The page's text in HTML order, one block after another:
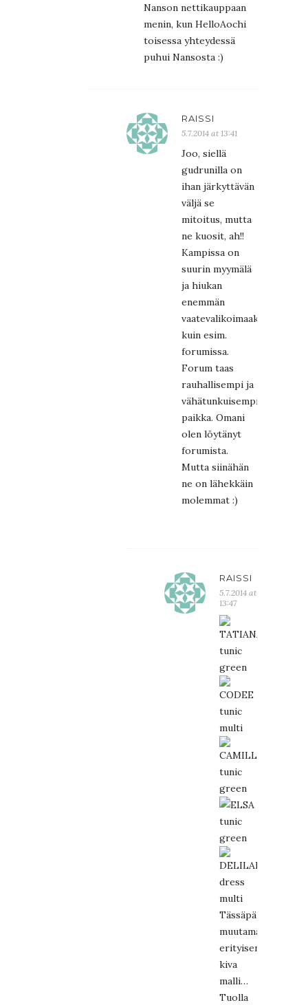
Nanson nettikauppaan
menin, kun HelloAochi
toisessa yhteydessä
puhui Nansosta :)
RAISSI
5.7.2014 at 13:41
Joo, siellä
gudrunilla on
ihan järkyttävän
väljä se
mitoitus, mutta
ne kuosit, ah!!
Kampissa on
suurin myymälä
ja hiukan
enemmän
vaatevalikoimaakin
kuin esim.
forumissa.
Forum taas
rauhallisempi ja
vähätunkuisempi
paikka. Omani
olen löytänyt
forumista.
Mutta siinähän
ne on lähekkäin
molemmat :)
RAISSI
5.7.2014 at
13:47
Tässäpä
muutama
erityisen
kiva
malli…
Tuolla